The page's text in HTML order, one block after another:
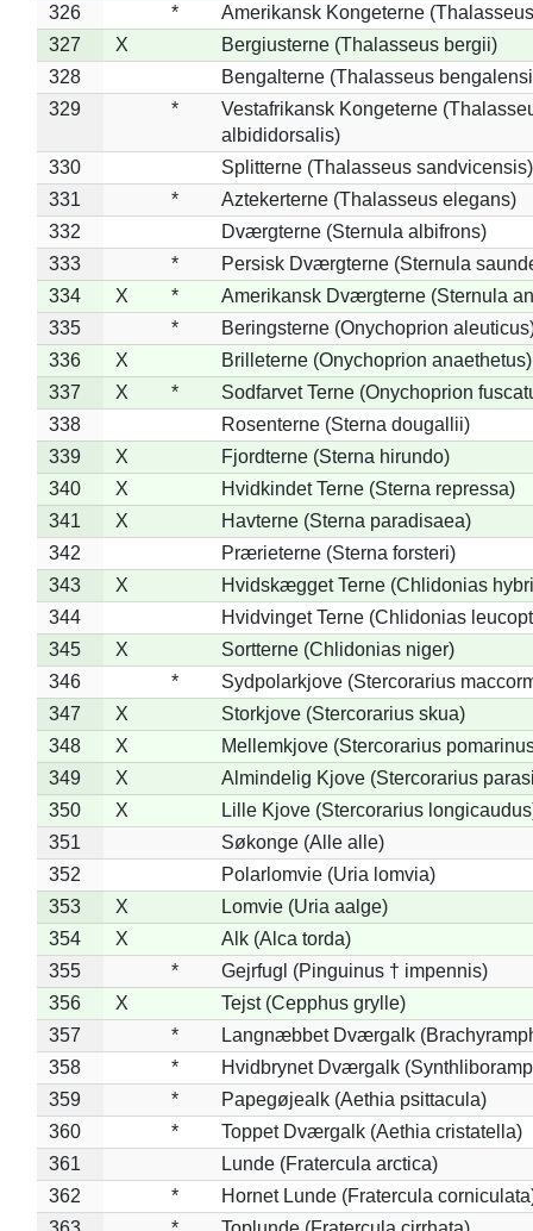
326
*
Amerikansk Kongeterne
327
X
Bergiusterne (Thalasseus bergii)
328
Bengalterne (Thalasseus
329
*
Vestafrikansk Kongeterne
albididorsalis)
330
Splitterne (Thalasseus sandvicensis)
331
*
Aztekerterne (Thalasseus elegans)
332
Dværgterne (Sternula albifrons)
333
*
Persisk Dværgterne (Sternula
334
X *
Amerikansk Dværgterne (Sternula
335
*
Beringsterne (Onychoprion
336
X
Brilleterne (Onychoprion anaethetus)
337
X *
Sodfarvet Terne (Onychoprion
338
Rosenterne (Sterna dougallii)
339
X
Fjordterne (Sterna hirundo)
340
X
Hvidkindet Terne (Sterna repressa)
341
X
Havterne (Sterna paradisaea)
342
Prærieterne (Sterna forsteri)
343
X
Hvidskægget Terne (Chlidonias
344
Hvidvinget Terne (Chlidonias
345
X
Sortterne (Chlidonias niger)
346
*
Sydpolarkjove (Stercorarius
347
X
Storkjove (Stercorarius skua)
348
X
Mellemkjove (Stercorarius
349
X
Almindelig Kjove (Stercorarius
350
X
Lille Kjove (Stercorarius
351
Søkonge (Alle alle)
352
Polarlomvie (Uria lomvia)
353
X
Lomvie (Uria aalge)
354
X
Alk (Alca torda)
355
*
Gejrfugl (Pinguinus † impennis)
356
X
Tejst (Cepphus grylle)
357
*
Langnæbbet Dværgalk
358
*
Hvidbrynet Dværgalk
359
*
Papegøjealk (Aethia psittacula)
360
*
Toppet Dværgalk (Aethia cristatella)
361
Lunde (Fratercula arctica)
362
*
Hornet Lunde (Fratercula